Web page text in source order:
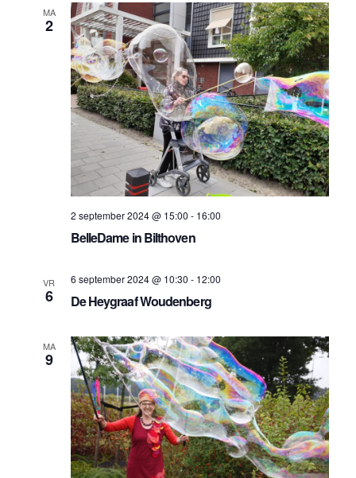
MA
2
2 september 2024 @ 15:00 - 16:00
BelleDame in Bilthoven
VR
6
6 september 2024 @ 10:30 - 12:00
De Heygraaf Woudenberg
MA
9